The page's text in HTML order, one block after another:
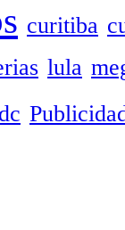
curitiba
lula